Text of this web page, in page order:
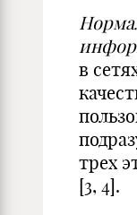
в
трех
[3, 4].